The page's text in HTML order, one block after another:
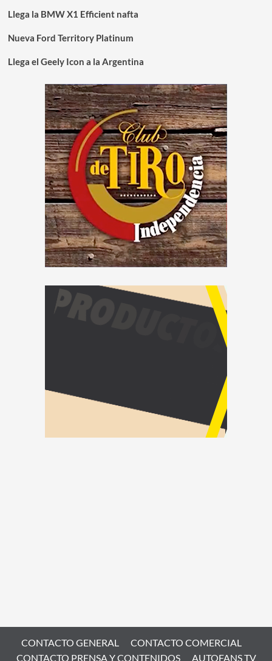
Llega la BMW X1 Efficient nafta
Nueva Ford Territory Platinum
Llega el Geely Icon a la Argentina
CONTACTO GENERAL
CONTACTO COMERCIAL
CONTACTO PRENSA Y CONTENIDOS
AUTOFANS TV